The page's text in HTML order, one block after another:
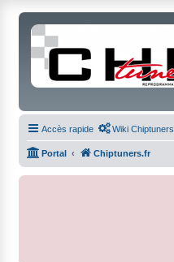
Accès rapide Wiki Chiptuners
Portal Chiptuners.fr